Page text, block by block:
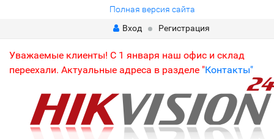
Полная версия сайта
Вход
Регистрация
Уважаемые клиенты! С 1 января наш офис и склад
переехали. Актуальные адреса в разделе "Контакты"